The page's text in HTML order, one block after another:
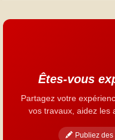
Êtes-vous
Partagez votre
vos travaux, aidez les
Publiez des